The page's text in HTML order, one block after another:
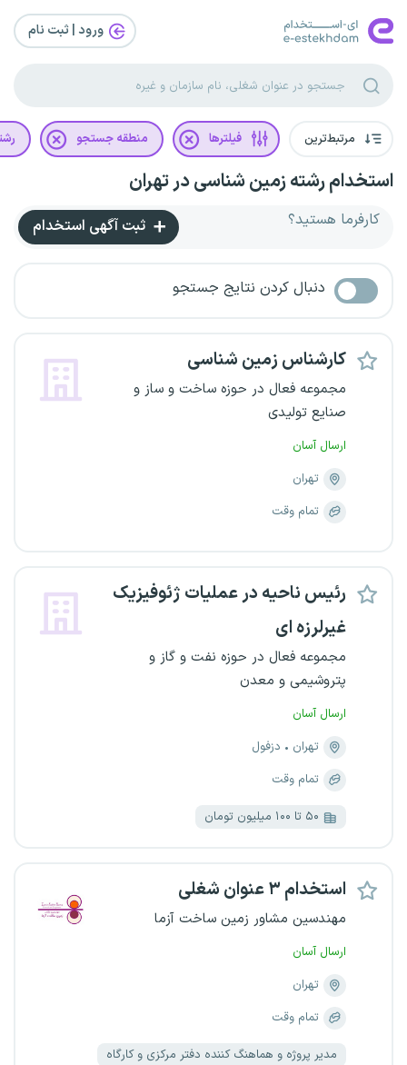
ورود | ثبت‌ نام
مرتبط‌ترین فیلترها منطقه جستجو
استخدام رشته زمین شناسی در تهران
کارفرما هستید؟ ثبت آگهی استخدام
دنبال کردن نتایج جستجو
کارشناس زمین شناسی
مجموعه فعال در حوزه ساخت و ساز و
صنایع تولیدی
ارسال آسان
تهران
تمام وقت
رئیس ناحیه در عملیات ژئوفیزیک
غیرلرزه ای
مجموعه فعال در حوزه نفت و گاز و
پتروشیمی و معدن
ارسال آسان
تهران
دزفول
تمام وقت
۵۰ تا ۱۰۰ میلیون تومان
استخدام ۳ عنوان شغلی
مهندسین مشاور زمین ساخت آزما
ارسال آسان
تهران
تمام وقت
مدیر پروژه و هماهنگ کننده دفتر مرکزی و کارگاه